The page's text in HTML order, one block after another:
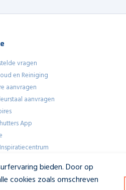
vragen
en Reiniging
aanvragen
aanvragen
App
bieden. Door op
cookies zoals omschreven